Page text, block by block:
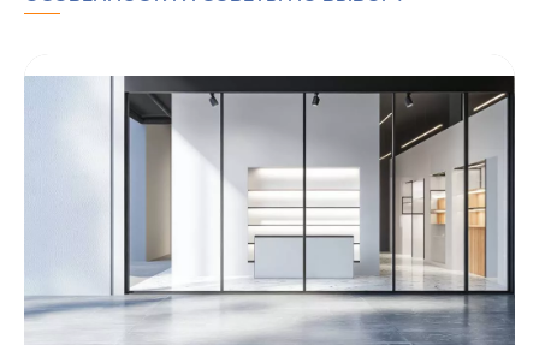
Режим работы: Пн..Пт: 9.00-18.00